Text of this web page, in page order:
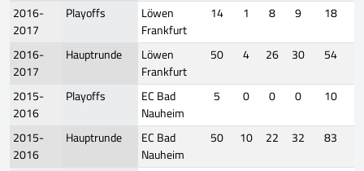
2016-
2017
Playoffs
Löwen
Frankfurt
14 1 8 9
18
2016-
2017
Hauptrunde
Löwen
Frankfurt
50 4 26 30 54
2015-
2016
Playoffs
EC Bad
Nauheim
5 0 0 0 10
2015-
2016
Hauptrunde
EC Bad
Nauheim
50 10 22 32 83